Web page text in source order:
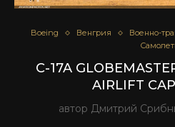
Boeing Венгрия Военно-
C-17A
AIRLIFT
автор Дмитрий